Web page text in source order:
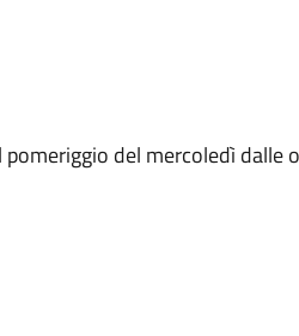
del mercoledì dalle